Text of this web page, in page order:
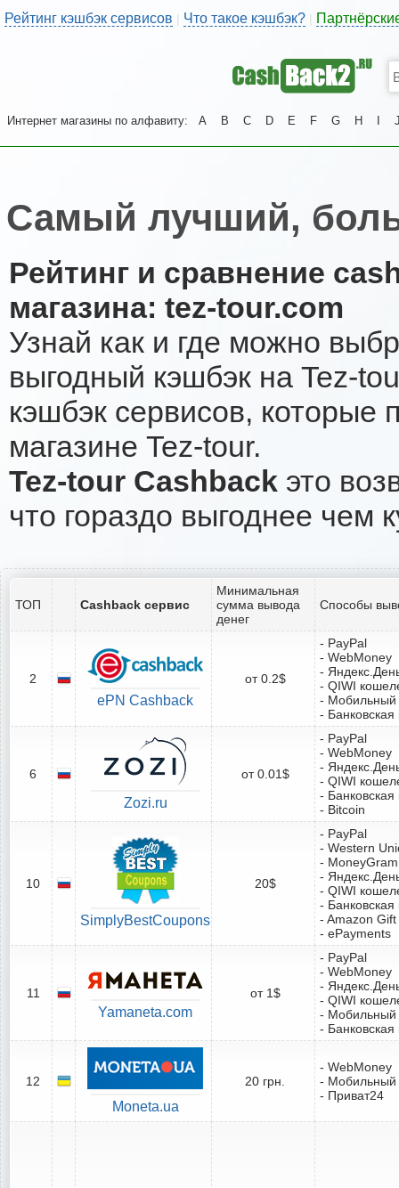
Рейтинг кэшбэк сервисов | Что такое кэшбэк?
Интернет магазины по алфавиту: A B C D E F G H
Самый лучший,
Рейтинг и сравнение
магазина: tez-tour.com
Узнай как и где можно
выгодный кэшбэк на Tez-
кэшбэк сервисов, которые
магазине Tez-tour.
Tez-tour Cashback это
что гораздо выгоднее чем
ТОП Cashback сервис
Минимальная
сумма вывода
денег
Способы
2
ePN Cashback
от 0.2$
- PayPal
- WebMoney
-
- QIWI
- Мобильный
-
6
Zozi.ru
от 0.01$
- PayPal
- WebMoney
-
- QIWI
-
- Bitcoin
10
SimplyBestCoupons
20$
- PayPal
- Western
- MoneyGram
-
- QIWI
-
- Amazon
- ePayments
11
Yamaneta.com
от 1$
- PayPal
- WebMoney
-
- QIWI
- Мобильный
-
12
Moneta.ua
20 грн.
- WebMoney
- Мобильный
- Приват24